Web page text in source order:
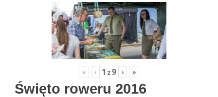
« ‹ 1 z9 › »
Święto roweru 2016